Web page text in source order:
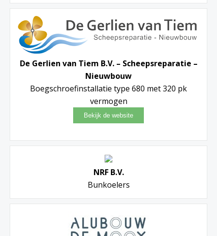
De Gerlien van Tiem B.V. – Scheepsreparatie –
Nieuwbouw
Boegschroefinstallatie type 680 met 320 pk
vermogen
NRF B.V.
Bunkoelers